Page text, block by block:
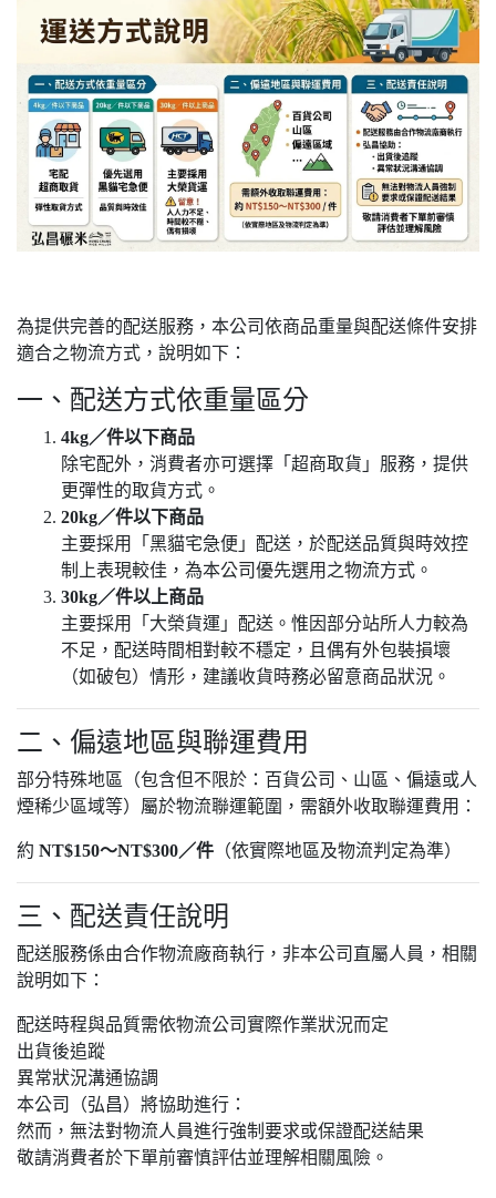
為提供完善的配送服務，本公司依商品重量與配送條件安排
適合之物流方式，說明如下：
一、配送方式依重量區分
4kg／件以下商品
除宅配外，消費者亦可選擇「超商取貨」服務，提供
更彈性的取貨方式。
20kg／件以下商品
主要採用「黑貓宅急便」配送，於配送品質與時效控
制上表現較佳，為本公司優先選用之物流方式。
30kg／件以上商品
主要採用「大榮貨運」配送。惟因部分站所人力較為
不足，配送時間相對較不穩定，且偶有外包裝損壞
（如破包）情形，建議收貨時務必留意商品狀況。
二、偏遠地區與聯運費用
部分特殊地區（包含但不限於：百貨公司、山區、偏遠或人
煙稀少區域等）屬於物流聯運範圍，需額外收取聯運費用：
約 NT$150～NT$300／件 （依實際地區及物流判定為準）
三、配送責任說明
配送服務係由合作物流廠商執行，非本公司直屬人員，相關
說明如下：
配送時程與品質需依物流公司實際作業狀況而定
出貨後追蹤
異常狀況溝通協調
本公司（弘昌）將協助進行：
然而，無法對物流人員進行強制要求或保證配送結果
敬請消費者於下單前審慎評估並理解相關風險。